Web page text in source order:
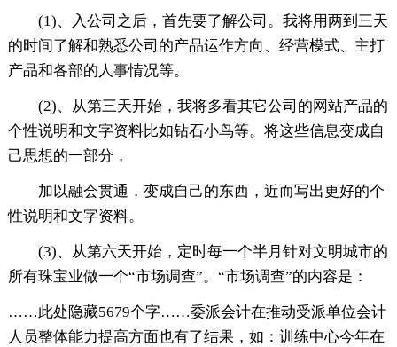
(1)、入公司之后，首先要了解公司。我将用两到三天
的时间了解和熟悉公司的产品运作方向、经营模式、主打
产品和各部的人事情况等。
(2)、从第三天开始，我将多看其它公司的网站产品的
个性说明和文字资料比如钻石小鸟等。将这些信息变成自
己思想的一部分，
加以融会贯通，变成自己的东西，近而写出更好的个
性说明和文字资料。
(3)、从第六天开始，定时每一个半月针对文明城市的
所有珠宝业做一个“市场调查”。“市场调查”的内容是：
……此处隐藏5679个字……委派会计在推动受派单位会计
人员整体能力提高方面也有了结果，如：训练中心今年在